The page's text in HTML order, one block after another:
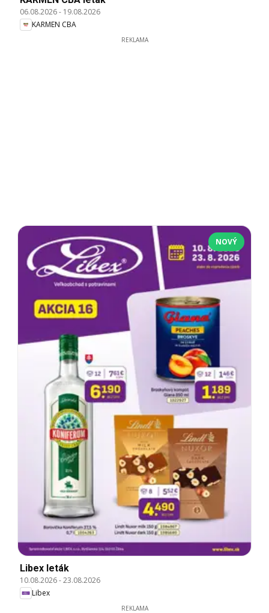
06.08.2026- 19.08.2026
KARMEN CBA
REKLAMA
NOVÝ
Libex leták
10.08.2026-23.08.2026
Libex
REKLAMA